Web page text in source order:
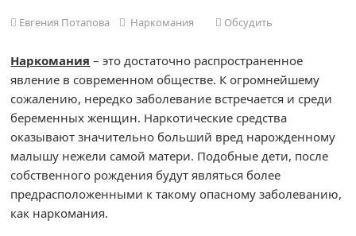
Евгения Потапова Наркомания Обсудить
Наркомания – это достаточно распространенное
явление в современном обществе. К огромнейшему
сожалению, нередко заболевание встречается и среди
беременных женщин. Наркотические средства
оказывают значительно больший вред нарожденному
малышу нежели самой матери. Подобные дети, после
собственного рождения будут являться более
предрасположенными к такому опасному заболеванию,
как наркомания.